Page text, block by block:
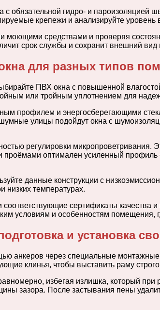
обязательной гидро- и пароизоляцией
крепежи и анализируйте
средствами и проверяя
срок службы и сохранит внешний вид
для разных типов
ПВХ окна с повышенной
или тройным уплотнением для
профилем и энергосберегающими
улицы подойдут окна с
регулировки микропроветривания.
оптимален усиленный профиль
данные конструкции с
низких температурах.
соответствующие сертификаты качества
условиям и особенностям помещения,
и установка
анкеров через специальные
клинья, чтобы выставить раму
избегая излишка, который
зазора. После застывания пены